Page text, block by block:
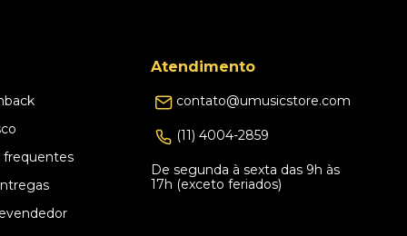
frequentes
Atendimento
contato@umusicstore.com
(11) 4004-2859
De segunda à sexta das 9h às
17h (exceto feriados)